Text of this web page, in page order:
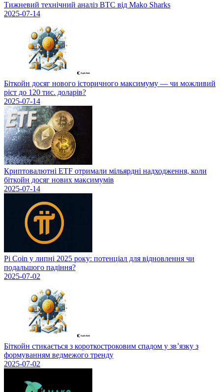
Тижневий технічний аналіз BTC від Mako Sharks
2025-07-14
Біткойн досяг нового історичного максимуму — чи можливий
ріст до 120 тис. доларів?
2025-07-14
Криптовалютні ETF отримали мільярдні надходження, коли
біткойн досяг нових максимумів
2025-07-14
Pi Coin у липні 2025 року: потенціал для відновлення чи
подальшого падіння?
2025-07-02
Біткойн стикається з короткостроковим спадом у зв’язку з
формуванням ведмежого тренду
2025-07-02